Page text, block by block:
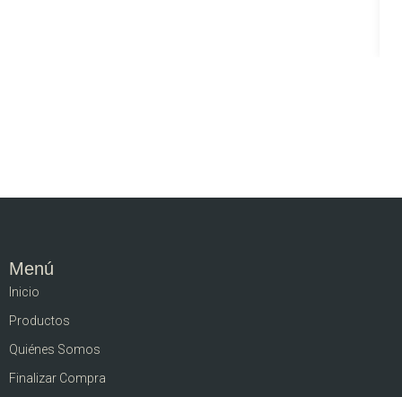
Menú
Inicio
Productos
Quiénes Somos
Finalizar Compra